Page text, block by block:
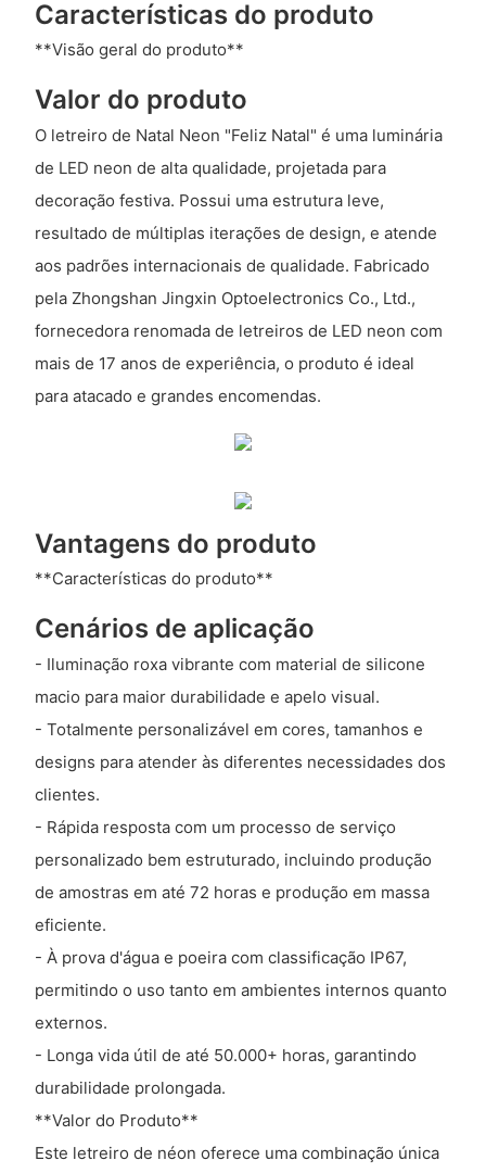
Características do produto
**Visão geral do produto**
Valor do produto
O letreiro de Natal Neon "Feliz Natal" é uma luminária
de LED neon de alta qualidade, projetada para
decoração festiva. Possui uma estrutura leve,
resultado de múltiplas iterações de design, e atende
aos padrões internacionais de qualidade. Fabricado
pela Zhongshan Jingxin Optoelectronics Co., Ltd.,
fornecedora renomada de letreiros de LED neon com
mais de 17 anos de experiência, o produto é ideal
para atacado e grandes encomendas.
Vantagens do produto
**Características do produto**
Cenários de aplicação
- Iluminação roxa vibrante com material de silicone
macio para maior durabilidade e apelo visual.
- Totalmente personalizável em cores, tamanhos e
designs para atender às diferentes necessidades dos
clientes.
- Rápida resposta com um processo de serviço
personalizado bem estruturado, incluindo produção
de amostras em até 72 horas e produção em massa
eficiente.
- À prova d'água e poeira com classificação IP67,
permitindo o uso tanto em ambientes internos quanto
externos.
- Longa vida útil de até 50.000+ horas, garantindo
durabilidade prolongada.
**Valor do Produto**
Este letreiro de néon oferece uma combinação única